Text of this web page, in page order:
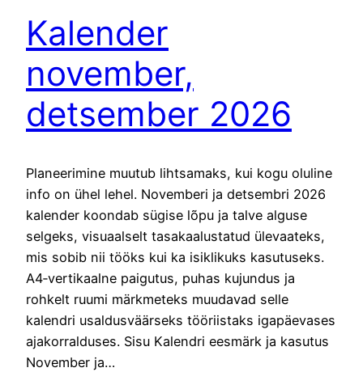
Kalender
november,
detsember 2026
Planeerimine muutub lihtsamaks, kui kogu oluline
info on ühel lehel. Novemberi ja detsembri 2026
kalender koondab sügise lõpu ja talve alguse
selgeks, visuaalselt tasakaalustatud ülevaateks,
mis sobib nii tööks kui ka isiklikuks kasutuseks.
A4‑vertikaalne paigutus, puhas kujundus ja
rohkelt ruumi märkmeteks muudavad selle
kalendri usaldusväärseks tööriistaks igapäevases
ajakorralduses. Sisu Kalendri eesmärk ja kasutus
November ja…